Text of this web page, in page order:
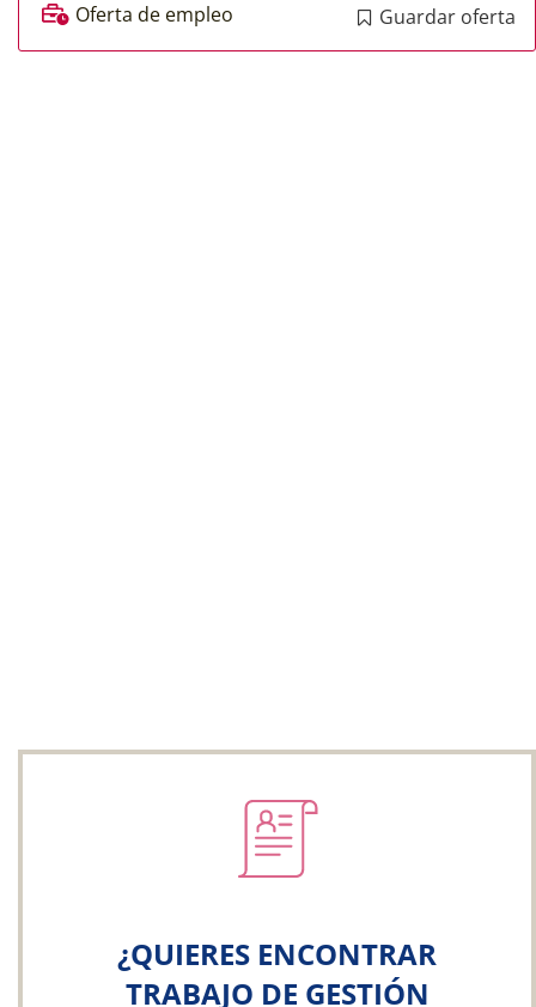
Oferta de empleo
Guardar oferta
¿QUIERES ENCONTRAR
TRABAJO DE GESTIÓN